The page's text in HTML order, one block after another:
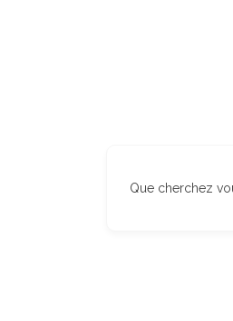
Que cherchez